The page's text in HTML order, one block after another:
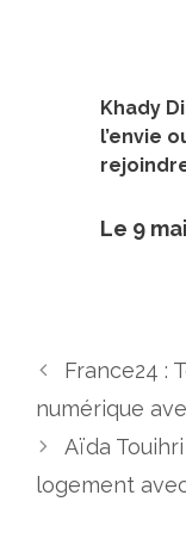
Khady
l’envie
Le 9
France24 :
numérique
Aïda
logement